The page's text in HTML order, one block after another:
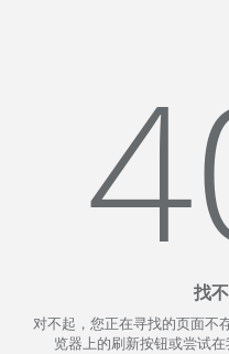
找
对不起，您正在寻找的页面不
览器上的刷新按钮或尝试在